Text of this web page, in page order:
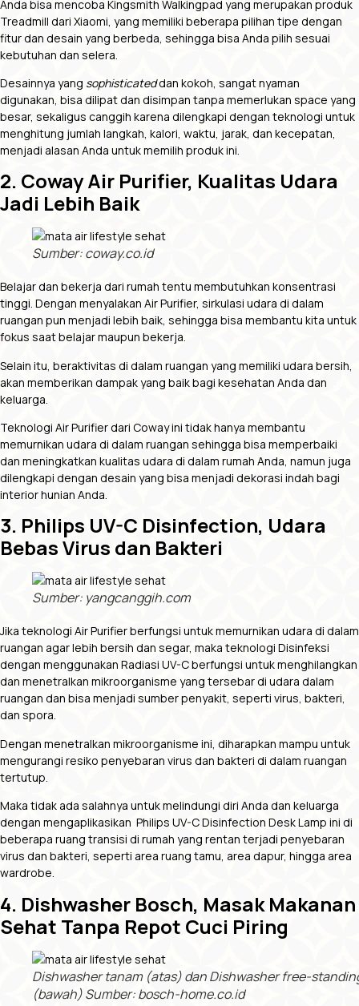
Anda bisa mencoba Kingsmith Walkingpad yang merupakan produk
Treadmill dari Xiaomi, yang memiliki beberapa pilihan tipe dengan
fitur dan desain yang berbeda, sehingga bisa Anda pilih sesuai
kebutuhan dan selera.
Desainnya yang sophisticateddan kokoh, sangat nyaman
digunakan, bisa dilipat dan disimpan tanpa memerlukan space yang
besar, sekaligus canggih karena dilengkapi dengan teknologi untuk
menghitung jumlah langkah, kalori, waktu, jarak, dan kecepatan,
menjadi alasan Anda untuk memilih produk ini.
2. Coway Air Purifier, Kualitas Udara
Jadi Lebih Baik
Sumber: coway.co.id
Belajar dan bekerja dari rumah tentu membutuhkan konsentrasi
tinggi. Dengan menyalakan Air Purifier, sirkulasi udara di dalam
ruangan pun menjadi lebih baik, sehingga bisa membantu kita untuk
fokus saat belajar maupun bekerja.
Selain itu, beraktivitas di dalam ruangan yang memiliki udara bersih,
akan memberikan dampak yang baik bagi kesehatan Anda dan
keluarga.
Teknologi Air Purifier dari Coway ini tidak hanya membantu
memurnikan udara di dalam ruangan sehingga bisa memperbaiki
dan meningkatkan kualitas udara di dalam rumah Anda, namun juga
dilengkapi dengan desain yang bisa menjadi dekorasi indah bagi
interior hunian Anda.
3. Philips UV-C Disinfection, Udara
Bebas Virus dan Bakteri
Sumber: yangcanggih.com
Jika teknologi Air Purifier berfungsi untuk memurnikan udara di dalam
ruangan agar lebih bersih dan segar, maka teknologi Disinfeksi
dengan menggunakan Radiasi UV-C berfungsi untuk menghilangkan
dan menetralkan mikroorganisme yang tersebar di udara dalam
ruangan dan bisa menjadi sumber penyakit, seperti virus, bakteri,
dan spora.
Dengan menetralkan mikroorganisme ini, diharapkan mampu untuk
mengurangi resiko penyebaran virus dan bakteri di dalam ruangan
tertutup.
Maka tidak ada salahnya untuk melindungi diri Anda dan keluarga
dengan mengaplikasikan Philips UV-C Disinfection Desk Lamp ini di
beberapa ruang transisi di rumah yang rentan terjadi penyebaran
virus dan bakteri, seperti area ruang tamu, area dapur, hingga area
wardrobe.
4. Dishwasher Bosch, Masak Makanan
Sehat Tanpa Repot Cuci Piring
Dishwasher tanam (atas) dan Dishwasher free-
(bawah) Sumber: bosch-home.co.id